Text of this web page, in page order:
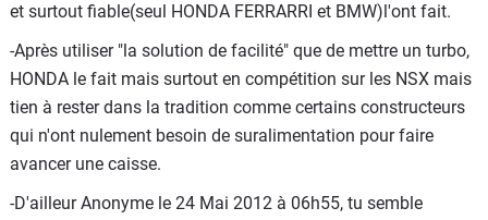
et surtout fiable(seul HONDA FERRARRI et BMW)l'ont fait.
-Après utiliser "la solution de facilité" que de mettre un turbo,
HONDA le fait mais surtout en compétition sur les NSX mais
tien à rester dans la tradition comme certains constructeurs
qui n'ont nulement besoin de suralimentation pour faire
avancer une caisse.
-D'ailleur Anonyme le 24 Mai 2012 à 06h55, tu semble